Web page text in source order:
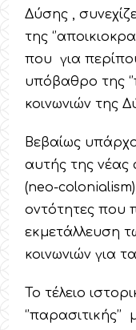
Δύσης ,
της
που για
υπόβαθρο της
κοινωνιών της
Βεβαίως
αυτής της νέας
(neo-
οντότητες που
εκμετάλλευση
κοινωνιών για
Το τέλειο